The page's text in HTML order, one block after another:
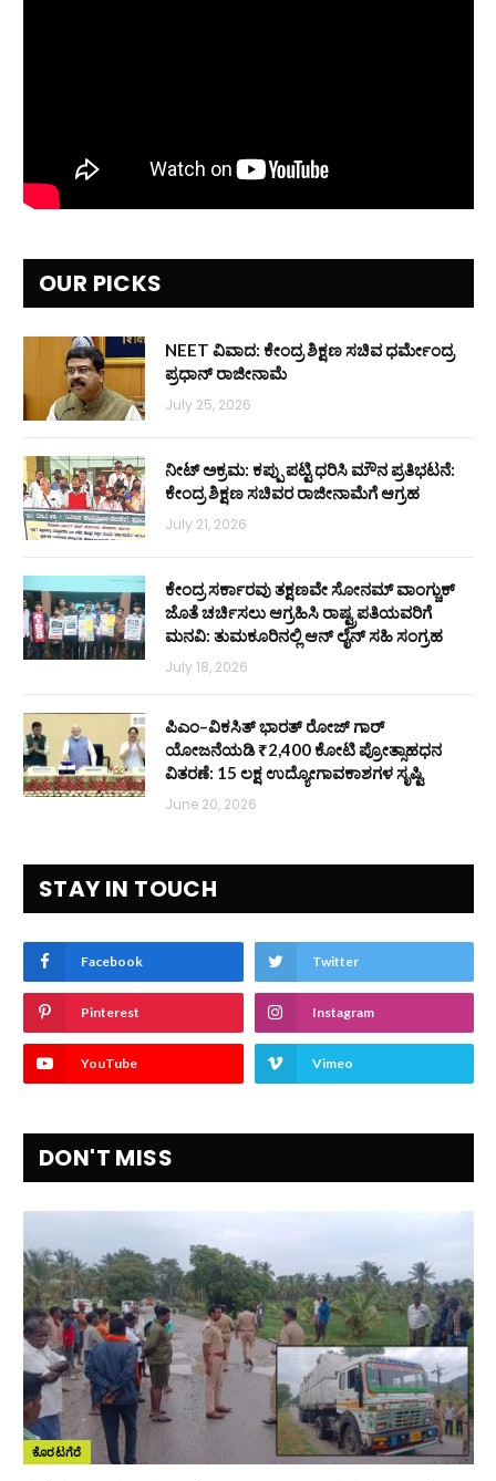
OUR PICKS
NEET ವಿವಾದ: ಕೇಂದ್ರ ಶಿಕ್ಷಣ ಸಚಿವ ಧರ್ಮೇಂದ್ರ
ಪ್ರಧಾನ್ ರಾಜೀನಾಮೆ
July 25, 2026
ನೀಟ್ ಅಕ್ರಮ: ಕಪ್ಪು ಪಟ್ಟಿ ಧರಿಸಿ ಮೌನ ಪ್ರತಿಭಟನೆ:
ಕೇಂದ್ರ ಶಿಕ್ಷಣ ಸಚಿವರ ರಾಜೀನಾಮೆಗೆ ಆಗ್ರಹ
July 21, 2026
ಕೇಂದ್ರ ಸರ್ಕಾರವು ತಕ್ಷಣವೇ ಸೋನಮ್ ವಾಂಗ್ಚುಕ್
ಜೊತೆ ಚರ್ಚಿಸಲು ಆಗ್ರಹಿಸಿ ರಾಷ್ಟ್ರಪತಿಯವರಿಗೆ
ಮನವಿ: ತುಮಕೂರಿನಲ್ಲಿ ಆನ್‌ ಲೈನ್ ಸಹಿ ಸಂಗ್ರಹ
July 18, 2026
ಪಿಎಂ–ವಿಕಸಿತ್ ಭಾರತ್ ರೋಜ್‌ ಗಾರ್
ಯೋಜನೆಯಡಿ ₹2,400 ಕೋಟಿ ಪ್ರೋತ್ಸಾಹಧನ
ವಿತರಣೆ: 15 ಲಕ್ಷ ಉದ್ಯೋಗಾವಕಾಶಗಳ ಸೃಷ್ಟಿ
June 20, 2026
STAY IN TOUCH
Facebook Twitter
Pinterest Instagram
YouTube Vimeo
DON'T MISS
ಕೊರಟಗೆರೆ